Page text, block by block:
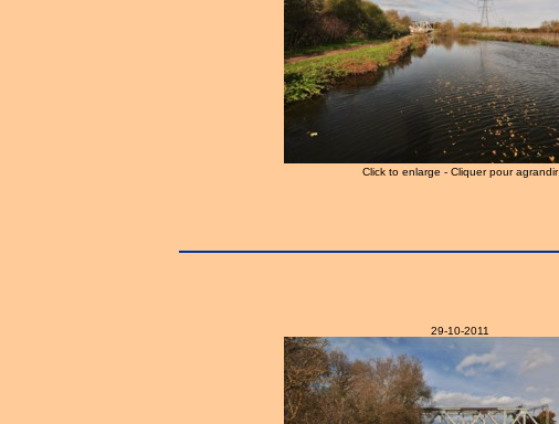
Click to enlarge - Cliquer pour agrandir
29-10-2011